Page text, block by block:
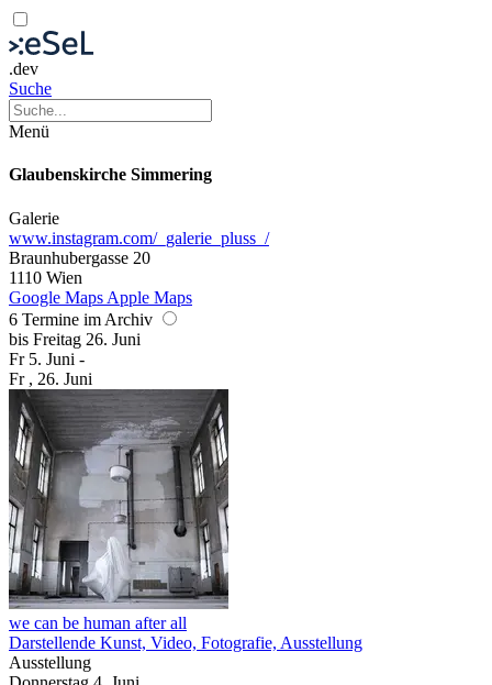
.dev
Suche
Menü
Glaubenskirche Simmering
Galerie
www.instagram.com/_galerie_pluss_/
Braunhubergasse 20
1110 Wien
Google Maps Apple Maps
6 Termine im Archiv
bis Freitag 26. Juni
Fr 5. Juni -
Fr , 26. Juni
we can be human after all
Darstellende Kunst, Video, Fotografie, Ausstellung
Ausstellung